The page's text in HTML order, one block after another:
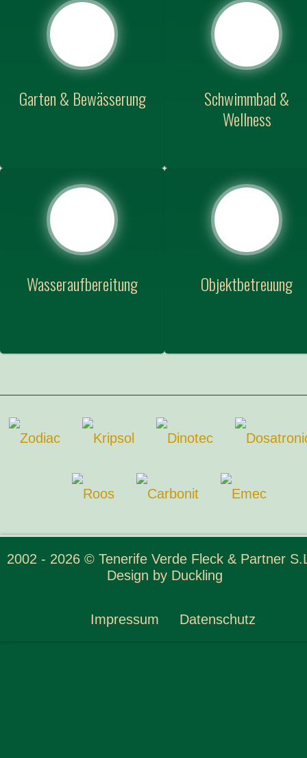
Garten & Bewässerung
Schwimmbad &
Wellness
Wasseraufbereitung Objektbetreuung
2002 - 2026 © Tenerife Verde Fleck & Partner
Design by Duckling
Impressum Datenschutz